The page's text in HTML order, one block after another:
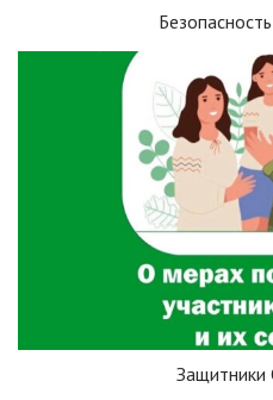
Защитники